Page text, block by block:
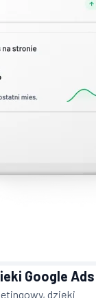
Google Ads
dzięki